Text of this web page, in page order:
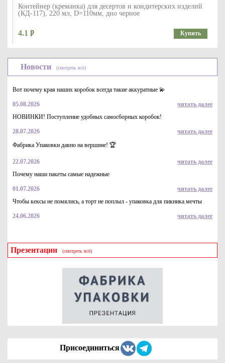
Контейнер (креманка) для десертов и кондитерских изделий
(КД-117), 220 мл, D=110мм, дно черное
4.1 Купить
Капхолдер (манжета) для бумажного стакана из двухслойного
микрогофрокартона Эконом (крафт) бур/бур
1.4 Купить
Крышка пластиковая купольная без отверстия для
одноразового стакана ПЭТ, 95мм прозрачная
Новости (смотреть всё)
Вот почему края наших коробок всегда такие аккуратные 💫
05.08.2026
читать далее
НОВИНКИ! Поступление удобных самосборных коробок!
28.07.2026
читать далее
Фабрика Упаковки давно на вершине! 🏆
22.07.2026
читать далее
Почему наши пакеты самые надежные
01.07.2026
читать далее
Чтобы кексы не помялись, а торт не поплыл - упаковка для пикника мечты
24.06.2026 читать далее
Презентации (смотреть всё)
Присоединиться